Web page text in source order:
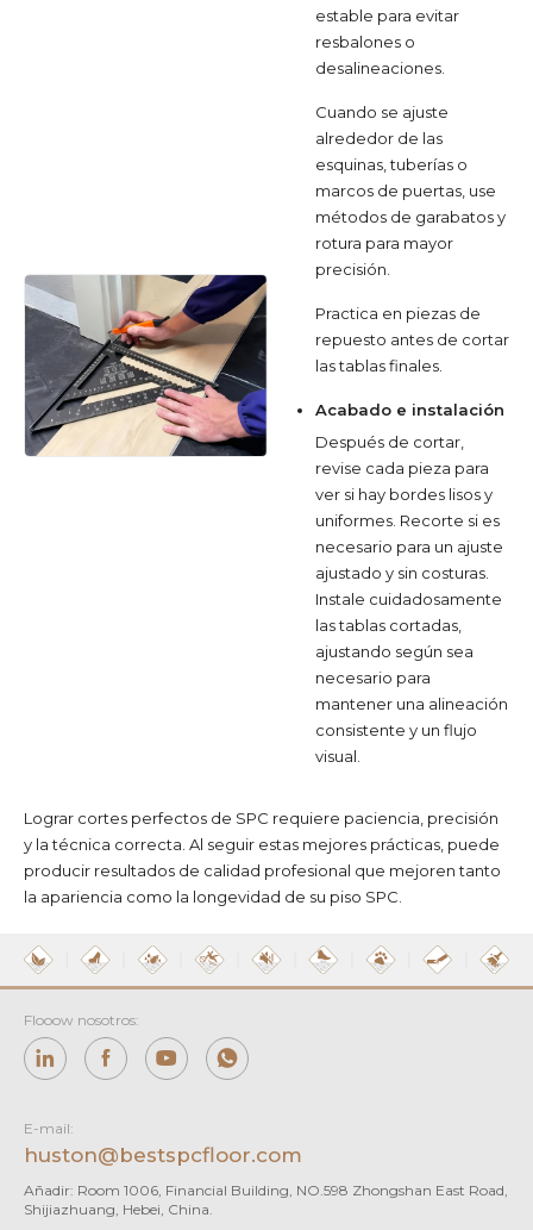
estable para evitar
resbalones o
desalineaciones.
Cuando se ajuste
alrededor de las
esquinas, tuberías o
marcos de puertas, use
métodos de garabatos y
rotura para mayor
precisión.
Practica en piezas de
repuesto antes de cortar
las tablas finales.
Acabado e instalación
Después de cortar,
revise cada pieza para
ver si hay bordes lisos y
uniformes. Recorte si es
necesario para un ajuste
ajustado y sin costuras.
Instale cuidadosamente
las tablas cortadas,
ajustando según sea
necesario para
mantener una alineación
consistente y un flujo
visual.
Lograr cortes perfectos de SPC requiere paciencia, precisión
y la técnica correcta. Al seguir estas mejores prácticas, puede
producir resultados de calidad profesional que mejoren tanto
la apariencia como la longevidad de su piso SPC.
Flooow nosotros:
E-mail:
huston@bestspcfloor.com
Añadir: Room 1006, Financial Building, NO.598 Zhongshan East Road,
Shijiazhuang, Hebei, China.